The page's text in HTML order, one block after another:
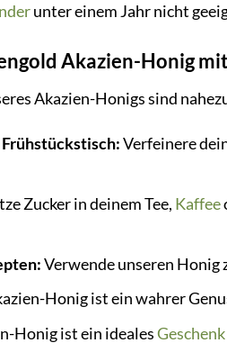
unter einem Jahr nicht
Akazien-Honig
Akazien-Honigs sind
Verfeinere
Zucker in deinem Tee, Kaffee
Verwende unseren Honig
Honig ist ein wahrer
Honig ist ein idealesGeschenk